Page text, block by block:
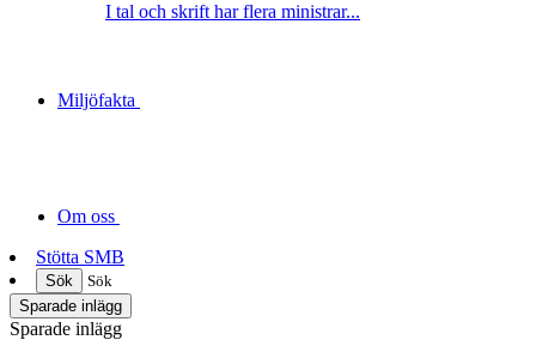
I tal och skrift har flera ministrar...
Miljöfakta
Om oss
Stötta SMB
Sök
Sök
Sparade inlägg
Sparade inlägg